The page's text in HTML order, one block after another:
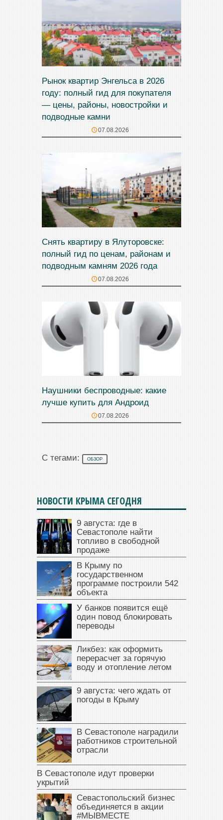
Рынок квартир Энгельса в 2026
году: полный гид для покупателя
— цены, районы, новостройки и
подводные камни
07.08.2026
Снять квартиру в Ялуторовске:
полный гид по ценам, районам и
подводным камням 2026 года
07.08.2026
Наушники беспроводные: какие
лучше купить для Андроид
07.08.2026
С тегами: ОБЗОР
НОВОСТИ КРЫМА СЕГОДНЯ
9 августа: где в
Севастополе найти
топливо в свободной
продаже
В Крыму по
государственном
программе построили 542
объекта
У банков появится ещё
один повод блокировать
переводы
Ликбез: как оформить
перерасчет за горячую
воду и отопление летом
9 августа: чего ждать от
погоды в Крыму
В Севастополе наградили
работников строительной
отрасли
В Севастополе идут проверки
укрытий
Севастопольский бизнес
объединяется в акции
#МЫВМЕСТЕ